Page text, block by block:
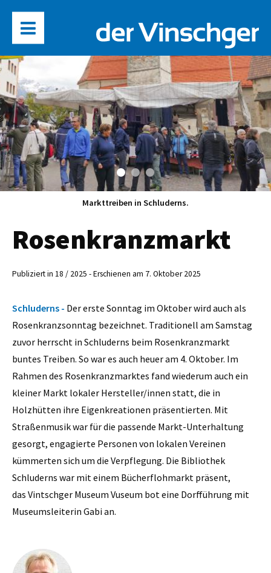
Markttreiben in Schluderns.
Rosenkranzmarkt
Publiziert in 18 / 2025 - Erschienen am 7. Oktober 2025
Schluderns - Der erste Sonntag im Oktober wird auch als
Rosenkranzsonntag bezeichnet. Traditionell am Samstag
zuvor herrscht in Schluderns beim Rosenkranzmarkt
buntes Treiben. So war es auch heuer am 4. Oktober. Im
Rahmen des Rosenkranzmarktes fand wiederum auch ein
kleiner Markt lokaler Hersteller/innen statt, die in
Holzhütten ihre Eigenkreationen präsentierten. Mit
Straßenmusik war für die passende Markt-Unterhaltung
gesorgt, engagierte Personen von lokalen Vereinen
kümmerten sich um die Verpflegung. Die Bibliothek
Schluderns war mit einem Bücherflohmarkt präsent,
das Vintschger Museum Vuseum bot eine Dorfführung mit
Museumsleiterin Gabi an.